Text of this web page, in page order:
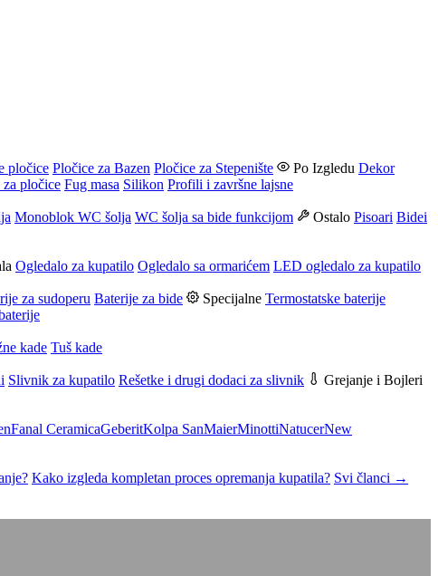
pločice Pločice za Bazen Pločice za Stepenište Po Izgledu Dekor
pločice Fug masa Silikon Profili i završne lajsne
Monoblok WC šolja WC šolja sa bide funkcijom Ostalo Pisoari Bidei
Ogledalo za kupatilo Ogledalo sa ormarićem LED ogledalo za kupatilo
za sudoperu Baterije za bide Specijalne Termostatske baterije
kade Tuš kade
Slivnik za kupatilo Rešetke i drugi dodaci za slivnik
Grejanje i Bojleri
Fanal CeramicaGeberitKolpa SanMaierMinottiNatucerNew
Kako izgleda kompletan proces opremanja kupatila? Svi članci →